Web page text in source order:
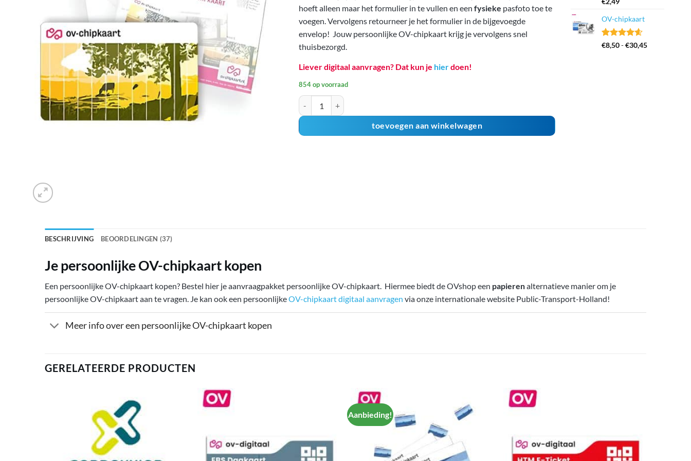
waarderingen
hoeft alleen maar het formulier in te vullen en eenfysieke pasfoto toe te
voegen. Vervolgens retourneer je het formulier in de bijgevoegde
envelop! Jouw persoonlijke OV-chipkaart krijg je vervolgens snel
thuisbezorgd.
Liever digitaal aanvragen? Dat kun je hierdoen!
854 op voorraad
Persoonlijke OV-chipkaart kopen - aanvraagpakket aantal
toevoegen aan winkelwagen
gebaseerd
klant
waarderingen
OV-chipkaart
Gewaardeerd
126
€8,50-€30,45Prijsklasse:
BESCHRIJVING BEOORDELINGEN (37)
Je persoonlijke OV-chipkaart kopen
Een persoonlijke OV-chipkaart kopen? Bestel hier je aanvraagpakket persoonlijke OV-chipkaart. Hiermee biedt de OVshop een papierenalternatieve manier om je
persoonlijke OV-chipkaart aan te vragen. Je kan ook een persoonlijkeOV-chipkaart digitaal aanvragen via onze internationale website Public-Transport-Holland!
Meer info over een persoonlijke OV-chipkaart kopen
GERELATEERDE PRODUCTEN
Aanbieding!